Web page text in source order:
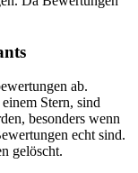
ab.
Stern, sind
besonders wenn
echt sind.
gelöscht.